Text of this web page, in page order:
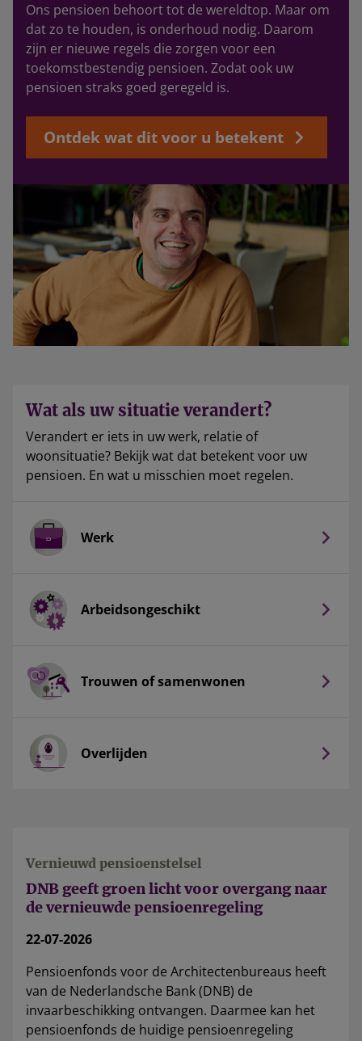
Ons pensioen behoort tot de wereldtop. Maar om
dat zo te houden, is onderhoud nodig. Daarom
zijn er nieuwe regels die zorgen voor een
toekomstbestendig pensioen. Zodat ook uw
pensioen straks goed geregeld is.
Ontdek wat dit voor u betekent
Wat als uw situatie verandert?
Verandert er iets in uw werk, relatie of
woonsituatie? Bekijk wat dat betekent voor uw
pensioen. En wat u misschien moet regelen.
Werk
Arbeidsongeschikt
Trouwen of samenwonen
Overlijden
DNB geeft groen licht voor overgang naar
de vernieuwde pensioenregeling
Vernieuwd pensioenstelsel
22-07-2026
Pensioenfonds voor de Architectenbureaus heeft
van de Nederlandsche Bank (DNB) de
invaarbeschikking ontvangen. Daarmee kan het
pensioenfonds de huidige pensioenregeling